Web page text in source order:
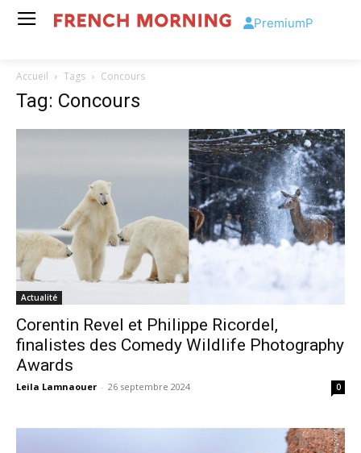
PremiumP
Accueil Tags Concours
Tag: Concours
Actualité
Corentin Revel et Philippe Ricordel,
finalistes des Comedy Wildlife Photography
Awards
Leila Lamnaouer - 26 septembre 2024 0